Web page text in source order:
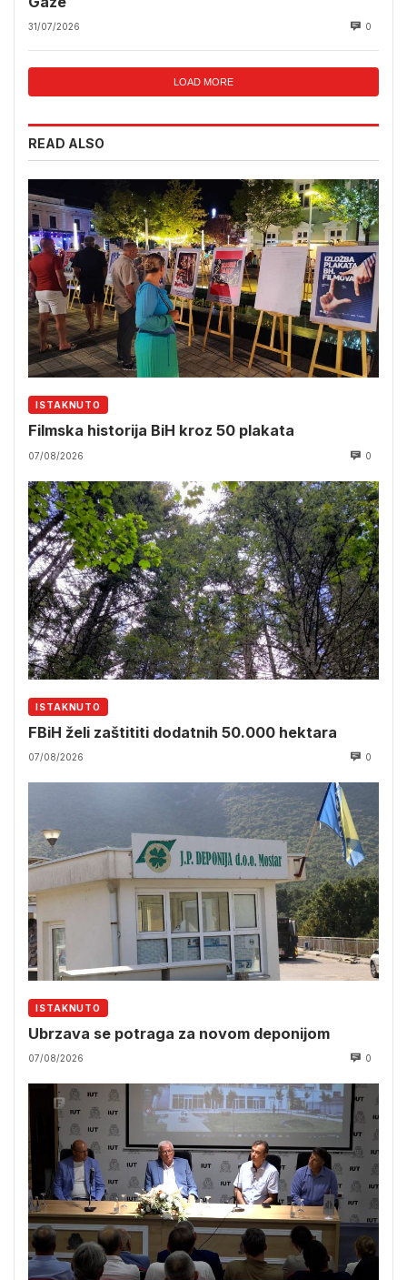
31/07/2026 0
LOAD MORE
READ ALSO
ISTAKNUTO
Filmska historija BiH kroz 50 plakata
07/08/2026 0
ISTAKNUTO
FBiH želi zaštititi dodatnih 50.000 hektara
07/08/2026 0
ISTAKNUTO
Ubrzava se potraga za novom deponijom
07/08/2026 0